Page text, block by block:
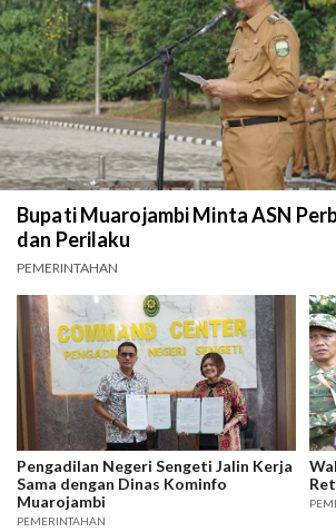
Bupati Muarojambi Minta ASN
dan Perilaku
PEMERINTAHAN
Pengadilan Negeri Sengeti Jalin Kerja
Sama dengan Dinas Kominfo
Muarojambi
PEMERINTAHAN